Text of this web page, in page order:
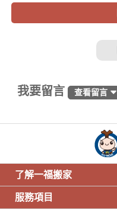
我要留言 查看留言
了解一福搬家
服務項目